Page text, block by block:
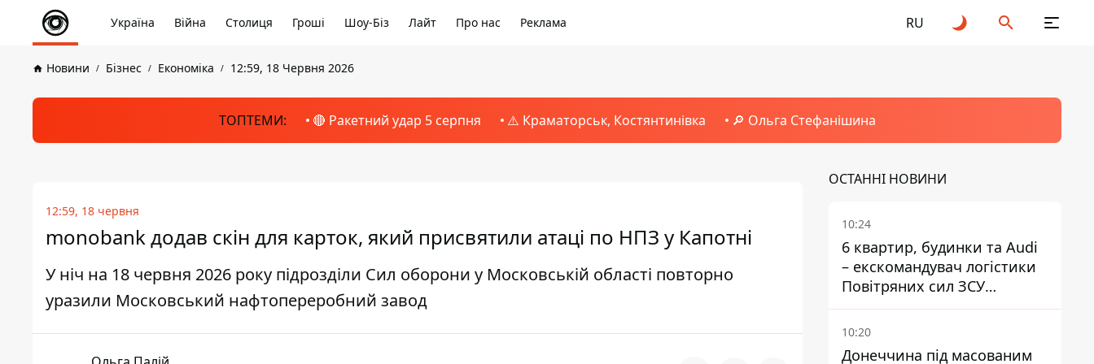
Україна Війна Столиця Гроші Шоу-Біз Лайт Про нас Реклама RU
Новини Бізнес Економіка 12:59, 18 Червня 2026
ТОПТЕМИ: 🔴 Ракетний удар 5 серпня ⚠️ Краматорськ, Костянтинівка 🔎 Ольга Стефанішина
12:59, 18 червня
monobank додав скін для карток, який присвятили атаці по НПЗ у Капотні
У ніч на 18 червня 2026 року підрозділи Сил оборони у Московській області повторно
уразили Московський нафтопереробний завод
ОСТАННІ НОВИНИ
10:24
6 квартир, будинки та Audi
– екскомандувач логістики
Повітряних сил ЗСУ
отримав нову підозру
10:20
Донеччина під масованим